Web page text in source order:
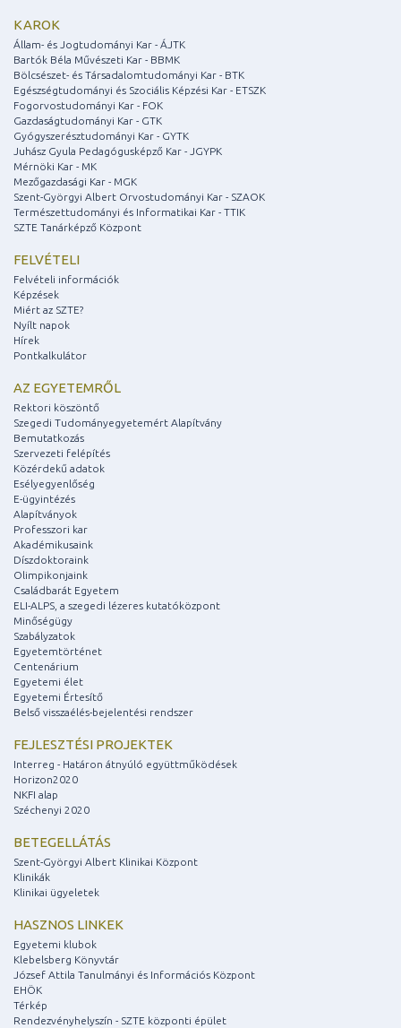
KAROK
Állam- és Jogtudományi Kar - ÁJTK
Bartók Béla Művészeti Kar - BBMK
Bölcsészet- és Társadalomtudományi Kar - BTK
Egészségtudományi és Szociális Képzési Kar - ETSZK
Fogorvostudományi Kar - FOK
Gazdaságtudományi Kar - GTK
Gyógyszerésztudományi Kar - GYTK
Juhász Gyula Pedagógusképző Kar - JGYPK
Mérnöki Kar - MK
Mezőgazdasági Kar - MGK
Szent-Györgyi Albert Orvostudományi Kar - SZAOK
Természettudományi és Informatikai Kar - TTIK
SZTE Tanárképző Központ
FELVÉTELI
Felvételi információk
Képzések
Miért az SZTE?
Nyílt napok
Hírek
Pontkalkulátor
AZ EGYETEMRŐL
Rektori köszöntő
Szegedi Tudományegyetemért Alapítvány
Bemutatkozás
Szervezeti felépítés
Közérdekű adatok
Esélyegyenlőség
E-ügyintézés
Alapítványok
Professzori kar
Akadémikusaink
Díszdoktoraink
Olimpikonjaink
Családbarát Egyetem
ELI-ALPS, a szegedi lézeres kutatóközpont
Minőségügy
Szabályzatok
Egyetemtörténet
Centenárium
Egyetemi élet
Egyetemi Értesítő
Belső visszaélés-bejelentési rendszer
FEJLESZTÉSI PROJEKTEK
Interreg - Határon átnyúló együttműködések
Horizon2020
NKFI alap
Széchenyi 2020
BETEGELLÁTÁS
Szent-Györgyi Albert Klinikai Központ
Klinikák
Klinikai ügyeletek
HASZNOS LINKEK
Egyetemi klubok
Klebelsberg Könyvtár
József Attila Tanulmányi és Információs Központ
EHÖK
Térkép
Rendezvényhelyszín - SZTE központi épület